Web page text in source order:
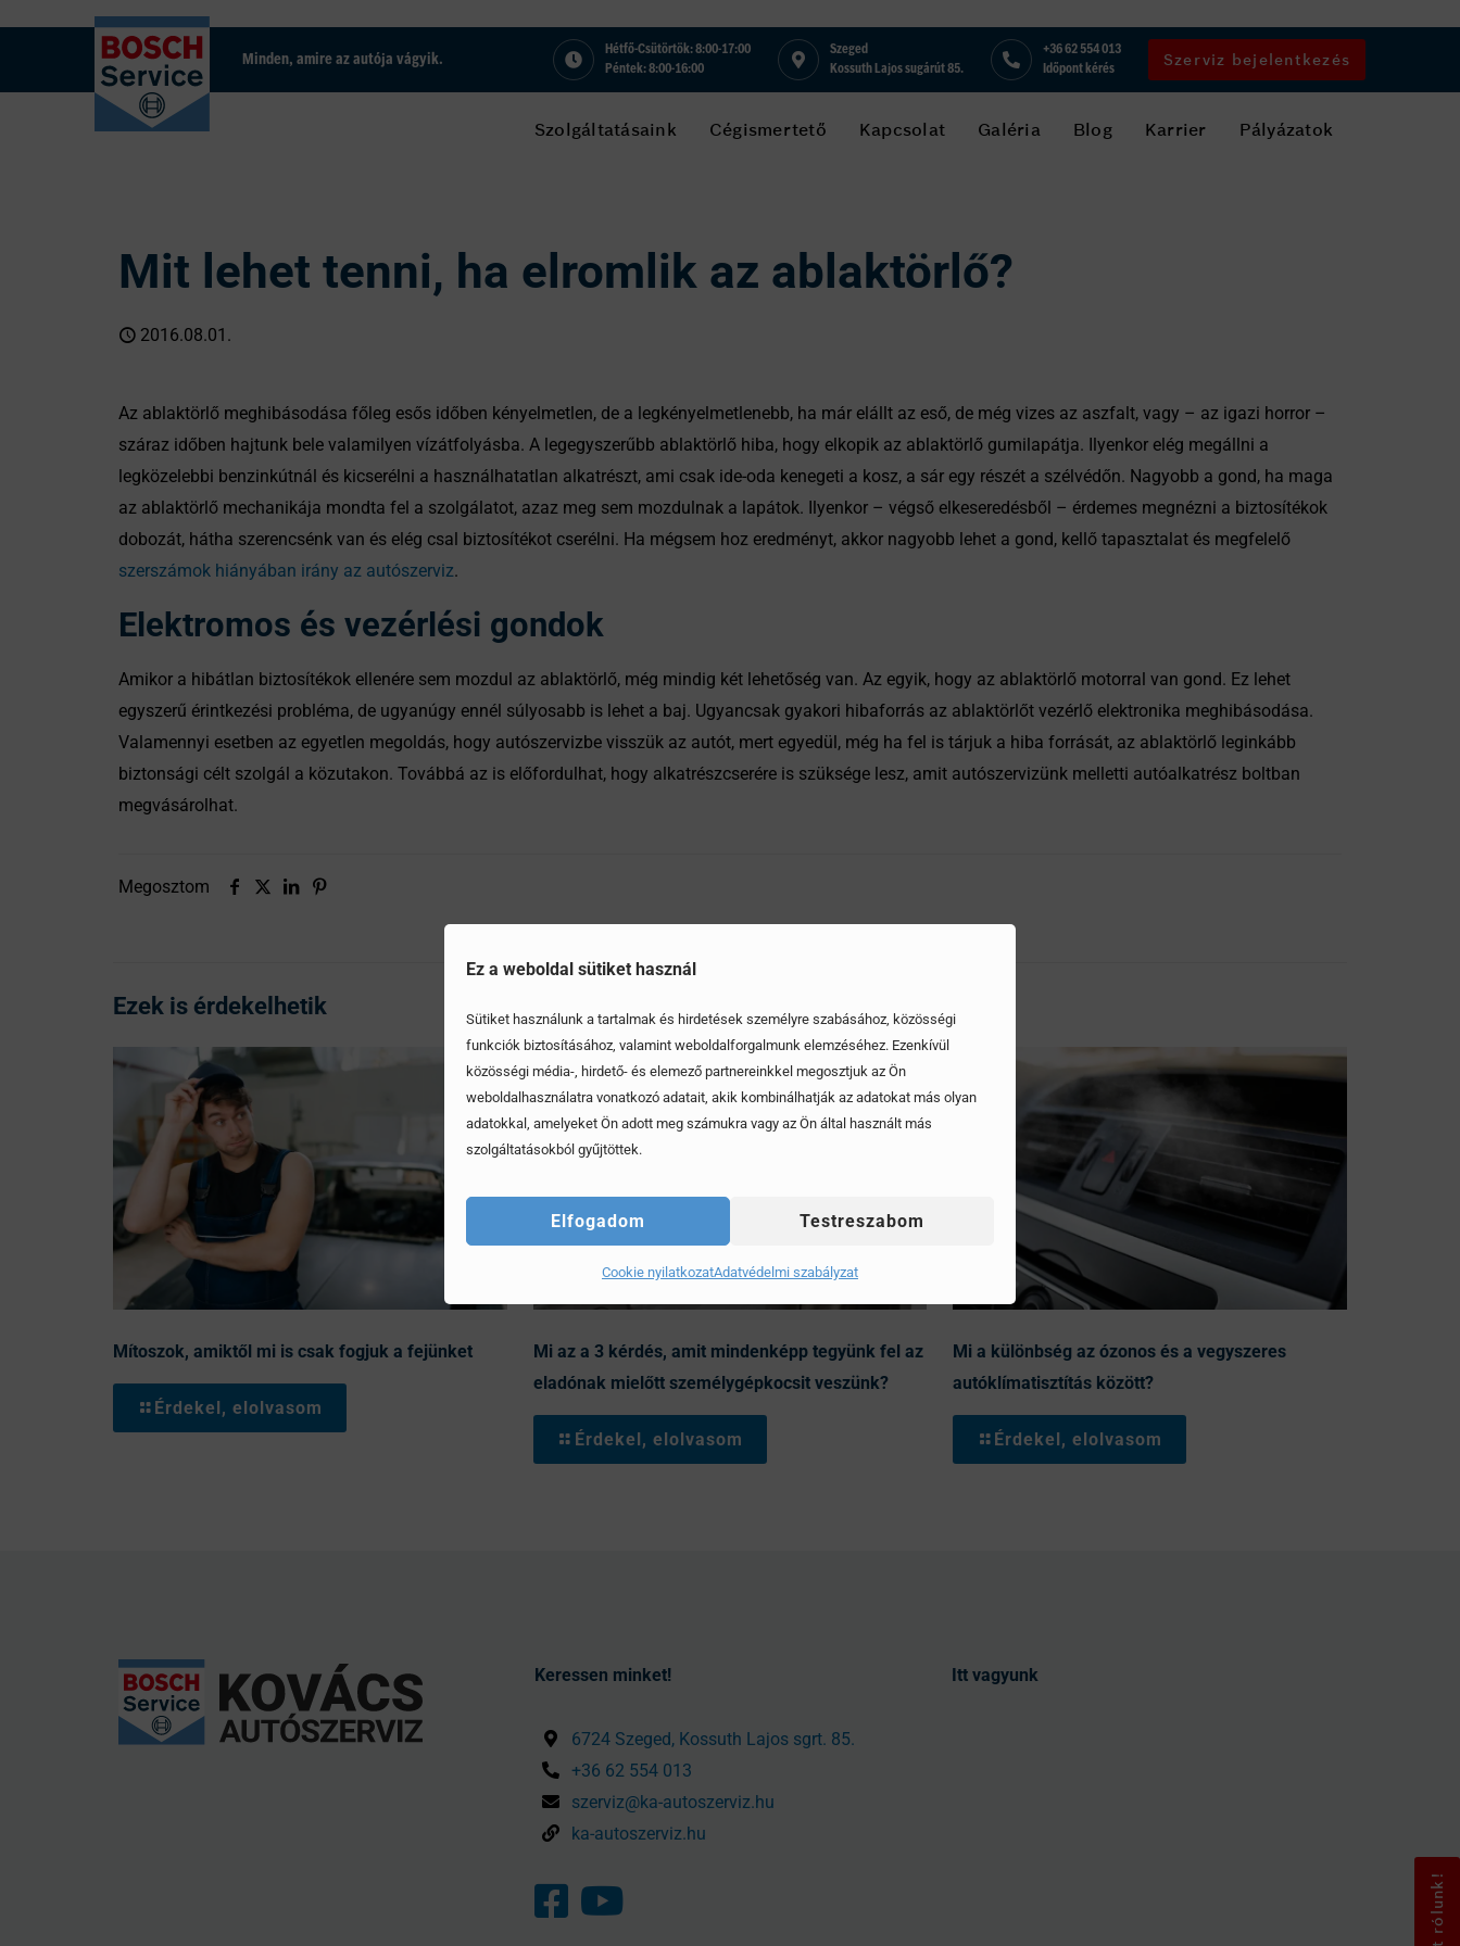
Ez a weboldal sütiket használ
Sütiket használunk a tartalmak és hirdetések személyre szabásához, közösségi
funkciók biztosításához, valamint weboldalforgalmunk elemzéséhez. Ezenkívül
közösségi média-, hirdető- és elemező partnereinkkel megosztjuk az Ön
weboldalhasználatra vonatkozó adatait, akik kombinálhatják az adatokat más olyan
adatokkal, amelyeket Ön adott meg számukra vagy az Ön által használt más
szolgáltatásokból gyűjtöttek.
Elfogadom Testreszabom
Cookie nyilatkozatAdatvédelmi szabályzat
Minden, amire az autója vágyik.
Hétfő-Csütörtök: 8:00-17:00
Péntek: 8:00-16:00
Szeged
Kossuth Lajos sugárút 85.
+36 62 554 013
Időpont kérés
Szerviz bejelentkezés
Szolgáltatásaink Cégismertető Kapcsolat Galéria Blog Karrier Pályázatok
Mit lehet tenni, ha elromlik az ablaktörlő?
2016.08.01.
Az ablaktörlő meghibásodása főleg esős időben kényelmetlen, de a legkényelmetlenebb, ha már elállt az eső, de még vizes az aszfalt, vagy – az igazi horror –
száraz időben hajtunk bele valamilyen vízátfolyásba. A legegyszerűbb ablaktörlő hiba, hogy elkopik az ablaktörlő gumilapátja. Ilyenkor elég megállni a
legközelebbi benzinkútnál és kicserélni a használhatatlan alkatrészt, ami csak ide-oda kenegeti a kosz, a sár egy részét a szélvédőn. Nagyobb a gond, ha maga
az ablaktörlő mechanikája mondta fel a szolgálatot, azaz meg sem mozdulnak a lapátok. Ilyenkor – végső elkeseredésből – érdemes megnézni a biztosítékok
dobozát, hátha szerencsénk van és elég csal biztosítékot cserélni. Ha mégsem hoz eredményt, akkor nagyobb lehet a gond, kellő tapasztalat és megfelelő
szerszámok hiányában irány az autószerviz.
Elektromos és vezérlési gondok
Amikor a hibátlan biztosítékok ellenére sem mozdul az ablaktörlő, még mindig két lehetőség van. Az egyik, hogy az ablaktörlő motorral van gond. Ez lehet
egyszerű érintkezési probléma, de ugyanúgy ennél súlyosabb is lehet a baj. Ugyancsak gyakori hibaforrás az ablaktörlőt vezérlő elektronika meghibásodása.
Valamennyi esetben az egyetlen megoldás, hogy autószervizbe visszük az autót, mert egyedül, még ha fel is tárjuk a hiba forrását, az ablaktörlő leginkább
biztonsági célt szolgál a közutakon. Továbbá az is előfordulhat, hogy alkatrészcserére is szüksége lesz, amit autószervizünk melletti autóalkatrész boltban
megvásárolhat.
Megosztom
Ezek is érdekelhetik
Mítoszok, amiktől mi is csak fogjuk a fejünket
Érdekel, elolvasom
Mi az a 3 kérdés, amit mindenképp tegyünk fel az
eladónak mielőtt személygépkocsit veszünk?
Érdekel, elolvasom
Mi a különbség az ózonos és a vegyszeres
autóklímatisztítás között?
Érdekel, elolvasom
Keressen minket!
6724 Szeged, Kossuth Lajos sgrt. 85.
+36 62 554 013
szerviz@ka-autoszerviz.hu
ka-autoszerviz.hu
Itt vagyunk